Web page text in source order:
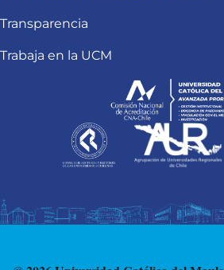
Transparencia
Trabaja en la UCM